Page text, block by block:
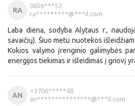
RA
0656***52
ra*********@***il.com
Laba diena, sodyba Alytaus r.,
savaičių). Šiuo metu nuotekos
Kokios valymo įrenginio galimybės
energijos tiekimas ir išleidimas į griovį
AN
+3706*****48
an***************@***il.com